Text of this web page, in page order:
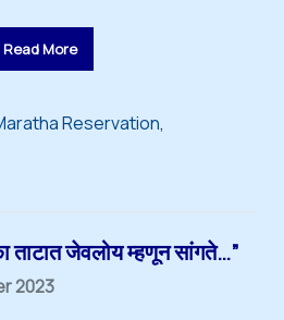
Read More
Reservation
जेवलोय म्हणून सांगते…”
2023